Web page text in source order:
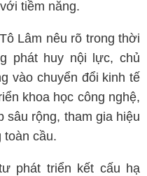
tiềm năng.
Lâm nêu rõ trong thời
phát huy nội lực, chủ
vào chuyển đổi kinh tế
khoa học công nghệ,
sâu rộng, tham gia hiệu
toàn cầu.
phát triển kết cấu hạ